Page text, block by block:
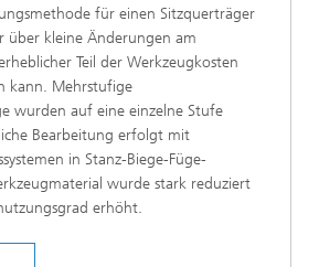
für einen Sitzquerträger
über kleine Änderungen am
Teil der Werkzeugkosten
kann. Mehrstufige
wurden auf eine einzelne Stufe
Bearbeitung erfolgt mit
in Stanz-Biege-Füge-
wurde stark reduziert
erhöht.